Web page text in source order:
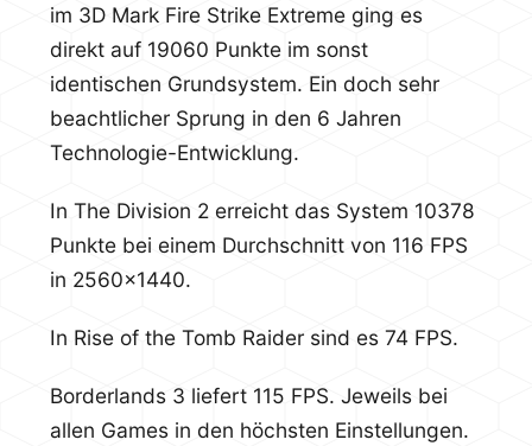
im 3D Mark Fire Strike Extreme ging es
direkt auf 19060 Punkte im sonst
identischen Grundsystem. Ein doch sehr
beachtlicher Sprung in den 6 Jahren
Technologie-Entwicklung.
In The Division 2 erreicht das System 10378
Punkte bei einem Durchschnitt von 116 FPS
in 2560×1440.
In Rise of the Tomb Raider sind es 74 FPS.
Borderlands 3 liefert 115 FPS. Jeweils bei
allen Games in den höchsten Einstellungen.